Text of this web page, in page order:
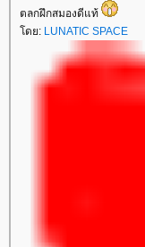
ตลกฝึกสมองดีแท้
ดย: LUNATIC SPACE